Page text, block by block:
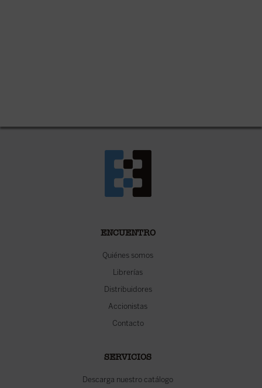
ENCUENTRO
Quiénes somos
Librerías
Distribuidores
Accionistas
Contacto
SERVICIOS
Descarga nuestro catálogo